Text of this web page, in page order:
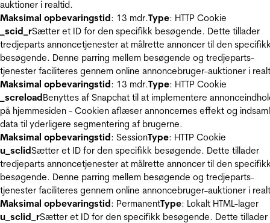
auktioner i realtid.
Maksimal opbevaringstid: 13 mdr.Type: HTTP Cookie
_scid_rSætter et ID for den specifikk besøgende. Dette tillader
tredjeparts annoncetjenester at målrette annoncer til den
besøgende. Denne parring mellem besøgende og tredjeparts-
tjenester faciliteres gennem online annoncebruger-auktioner i
Maksimal opbevaringstid: 13 mdr.Type: HTTP Cookie
_screloadBenyttes af Snapchat til at implementere
på hjemmesiden - Cookien aflæser annoncernes effekt og
data til yderligere segmentering af brugerne.
Maksimal opbevaringstid: SessionType: HTTP Cookie
u_sclidSætter et ID for den specifikk besøgende. Dette tillader
tredjeparts annoncetjenester at målrette annoncer til den
besøgende. Denne parring mellem besøgende og tredjeparts-
tjenester faciliteres gennem online annoncebruger-auktioner i
Maksimal opbevaringstid: PermanentType: Lokalt HTML-lager
u_sclid_rSætter et ID for den specifikk besøgende. Dette tillader